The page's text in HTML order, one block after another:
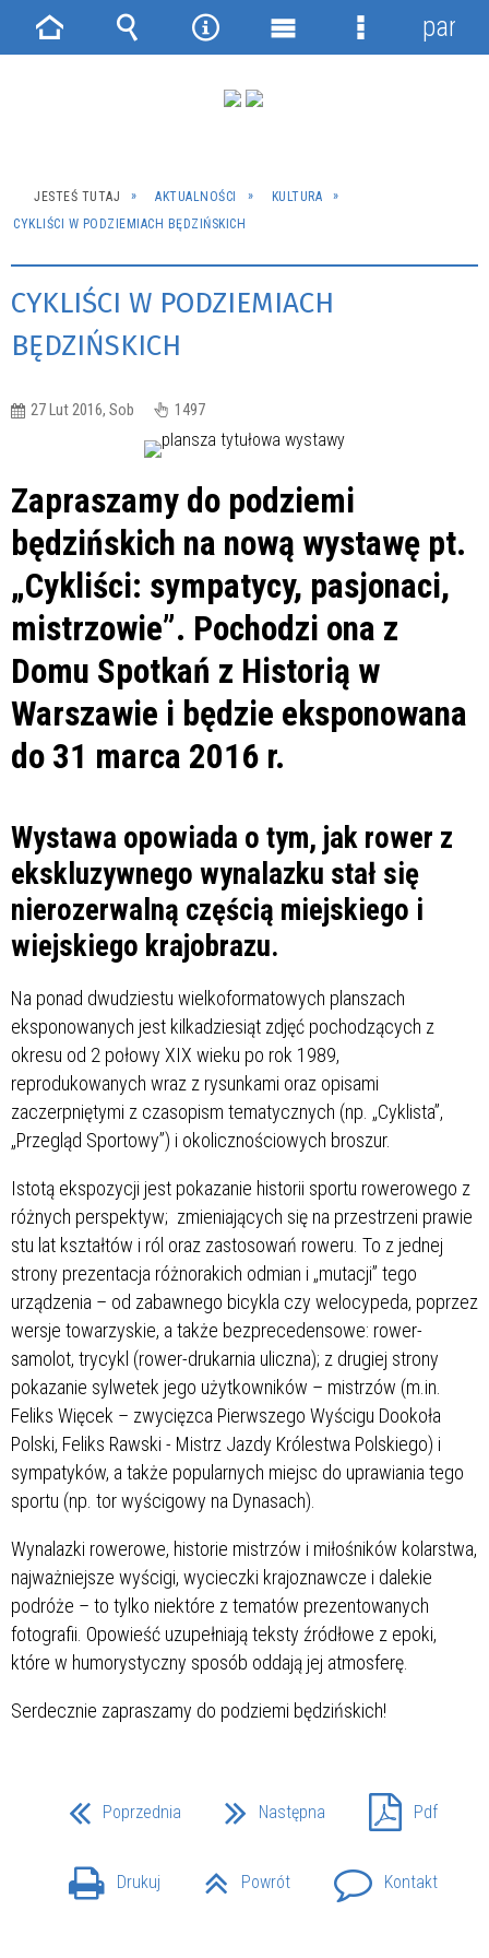
JESTEŚ TUTAJ AKTUALNOŚCI
KULTURA
CYKLIŚCI W PODZIEMIACH BĘDZIŃSKICH
CYKLIŚCI W PODZIEMIACH
BĘDZIŃSKICH
27 Lut 2016, Sob 1497
Zapraszamy do podziemi
będzińskich na nową wystawę pt.
„Cykliści: sympatycy, pasjonaci,
mistrzowie”. Pochodzi ona z
Domu Spotkań z Historią w
Warszawie i będzie eksponowana
do 31 marca 2016 r.
Wystawa opowiada o tym, jak rower z
ekskluzywnego wynalazku stał się
nierozerwalną częścią miejskiego i
wiejskiego krajobrazu.
Na ponad dwudziestu wielkoformatowych planszach
eksponowanych jest kilkadziesiąt zdjęć pochodzących z
okresu od 2 połowy XIX wieku po rok 1989,
reprodukowanych wraz z rysunkami oraz opisami
zaczerpniętymi z czasopism tematycznych (np. „Cyklista”,
„Przegląd Sportowy”) i okolicznościowych broszur.
Istotą ekspozycji jest pokazanie historii sportu rowerowego z
różnych perspektyw; zmieniających się na przestrzeni prawie
stu lat kształtów i ról oraz zastosowań roweru. To z jednej
strony prezentacja różnorakich odmian i „mutacji” tego
urządzenia – od zabawnego bicykla czy welocypeda, poprzez
wersje towarzyskie, a także bezprecedensowe: rower-
samolot, trycykl (rower-drukarnia uliczna); z drugiej strony
pokazanie sylwetek jego użytkowników – mistrzów (m.in.
Feliks Więcek – zwycięzca Pierwszego Wyścigu Dookoła
Polski, Feliks Rawski - Mistrz Jazdy Królestwa Polskiego) i
sympatyków, a także popularnych miejsc do uprawiania tego
sportu (np. tor wyścigowy na Dynasach).
Wynalazki rowerowe, historie mistrzów i miłośników kolarstwa,
najważniejsze wyścigi, wycieczki krajoznawcze i dalekie
podróże – to tylko niektóre z tematów prezentowanych
fotografii. Opowieść uzupełniają teksty źródłowe z epoki,
które w humorystyczny sposób oddają jej atmosferę.
Serdecznie zapraszamy do podziemi będzińskich!
Poprzednia Następna Pdf
Drukuj Powrót Kontakt
Strona Wyszukiwarka
NarzędziaMenu
Menu
panel